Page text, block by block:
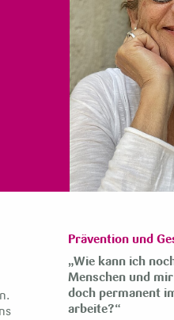
Prävention und
„Wie kann ich
Menschen und
doch permanent
arbeite?“